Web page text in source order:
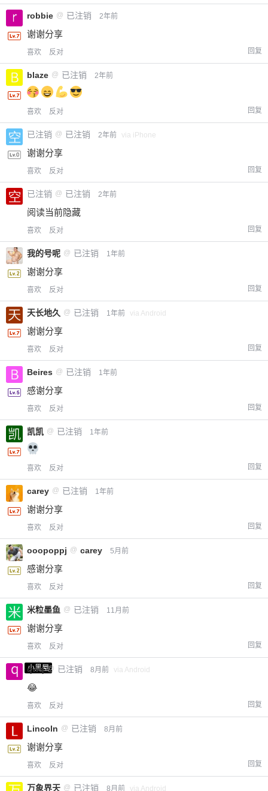
立刻支付
robbie @ 已注销 2年前
谢谢分享
喜欢 反对 回复
blaze @ 已注销 2年前
喜欢 反对 回复
已注销 @ 已注销 2年前 via iPhone
谢谢分享
喜欢 反对 回复
已注销 @ 已注销 2年前
阅读当前隐藏
喜欢 反对 回复
我的号呢 @ 已注销 1年前
谢谢分享
喜欢 反对 回复
天长地久 @ 已注销 1年前 via Android
谢谢分享
喜欢 反对 回复
Beires @ 已注销 1年前
感谢分享
喜欢 反对 回复
凯凯 @ 已注销 1年前
喜欢 反对 回复
carey @ 已注销 1年前
谢谢分享
喜欢 反对 回复
ooopoppj @ carey 5月前
感谢分享
喜欢 反对 回复
米粒墨鱼 @ 已注销 11月前
谢谢分享
喜欢 反对 回复
小黑屋
qwq @ 已注销 8月前 via Android
😂
喜欢 反对 回复
Lincoln @ 已注销 8月前
谢谢分享
喜欢 反对 回复
万象界天 @ 已注销 8月前 via Android
限。
忘记密码？找回